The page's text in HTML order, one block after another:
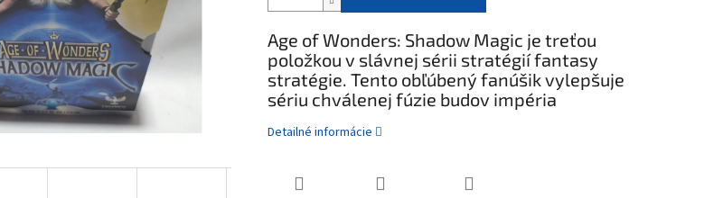
Age of Wonders: Shadow Magic je treťou
položkou v slávnej sérii stratégií fantasy
stratégie. Tento obľúbený fanúšik vylepšuje
sériu chválenej fúzie budov impéria
Detailné informácie